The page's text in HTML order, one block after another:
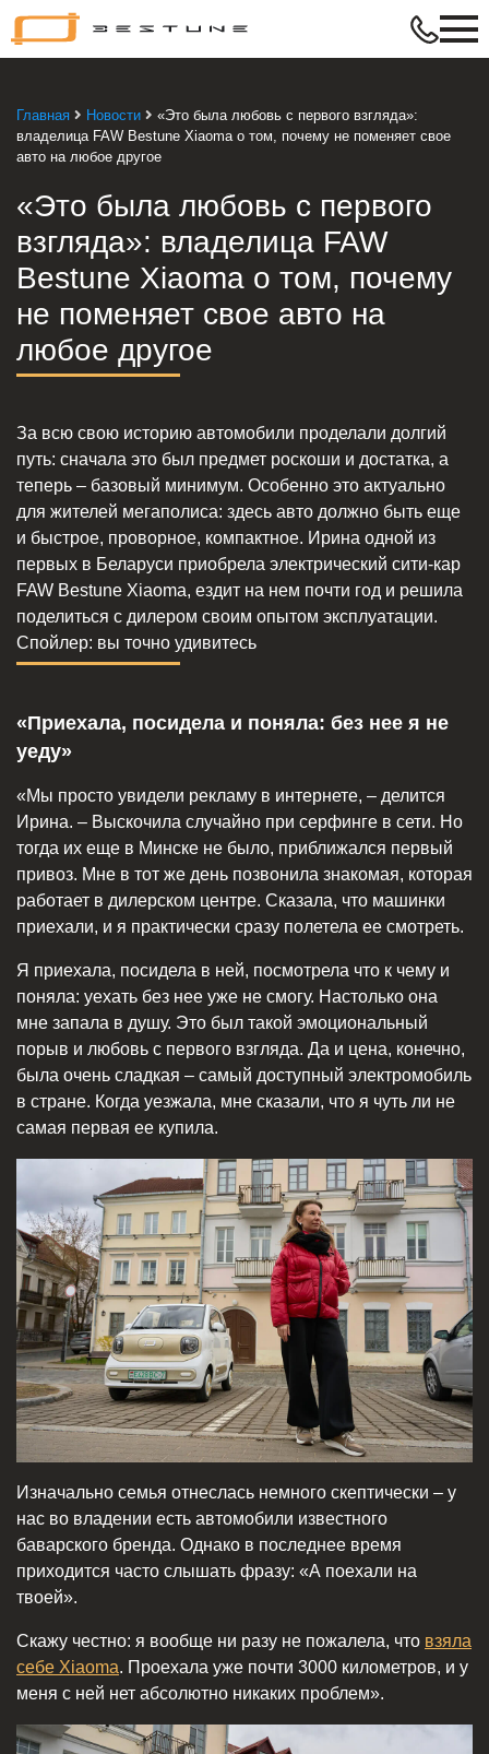
Главная Новости
«Это была любовь с первого взгляда»:
владелица FAW Bestune Xiaoma о том, почему не поменяет свое
авто на любое другое
«Это была любовь с первого
взгляда»: владелица FAW
Bestune Xiaoma о том, почему
не поменяет свое авто на
любое другое
За всю свою историю автомобили проделали долгий
путь: сначала это был предмет роскоши и достатка, а
теперь – базовый минимум. Особенно это актуально
для жителей мегаполиса: здесь авто должно быть еще
и быстрое, проворное, компактное. Ирина одной из
первых в Беларуси приобрела электрический сити-кар
FAW Bestune Xiaoma, ездит на нем почти год и решила
поделиться с дилером своим опытом эксплуатации.
Спойлер: вы точно удивитесь
«Приехала, посидела и поняла: без нее я не
уеду»
«Мы просто увидели рекламу в интернете, – делится
Ирина. – Выскочила случайно при серфинге в сети. Но
тогда их еще в Минске не было, приближался первый
привоз. Мне в тот же день позвонила знакомая, которая
работает в дилерском центре. Сказала, что машинки
приехали, и я практически сразу полетела ее смотреть.
Я приехала, посидела в ней, посмотрела что к чему и
поняла: уехать без нее уже не смогу. Настолько она
мне запала в душу. Это был такой эмоциональный
порыв и любовь с первого взгляда. Да и цена, конечно,
была очень сладкая – самый доступный электромобиль
в стране. Когда уезжала, мне сказали, что я чуть ли не
самая первая ее купила.
Изначально семья отнеслась немного скептически – у
нас во владении есть автомобили известного
баварского бренда. Однако в последнее время
приходится часто слышать фразу: «А поехали на
твоей».
Скажу честно: я вообще ни разу не пожалела, что взяла
себе Xiaoma. Проехала уже почти 3000 километров, и у
меня с ней нет абсолютно никаких проблем».